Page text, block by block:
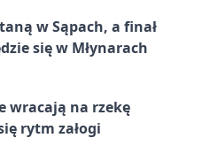
w Sąpach, a finał
się w Młynarach
wracają na rzekę
rytm załogi